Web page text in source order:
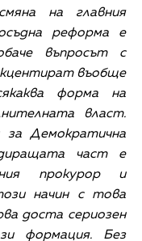
на главния
реформа е
въпросът с
въобще
форма на
власт.
Демократична
част е
прокурор и
начин с това
доста сериозен
формация. Без